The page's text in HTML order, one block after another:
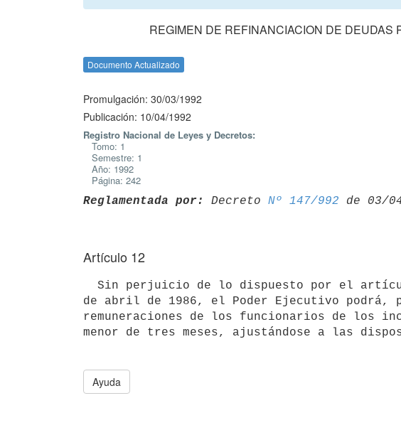
REGIMEN DE REFINANCIACION DE DEUDAS
Documento Actualizado
Promulgación: 30/03/1992
Publicación: 10/04/1992
Registro Nacional de Leyes y Decretos:
Tomo: 1
Semestre: 1
Año: 1992
Página: 242
Reglamentada por: Decreto Nº 147/992
Artículo 12
de abril de 1986, el Poder Ejecutivo podrá,
remuneraciones de los funcionarios de los
Ayuda